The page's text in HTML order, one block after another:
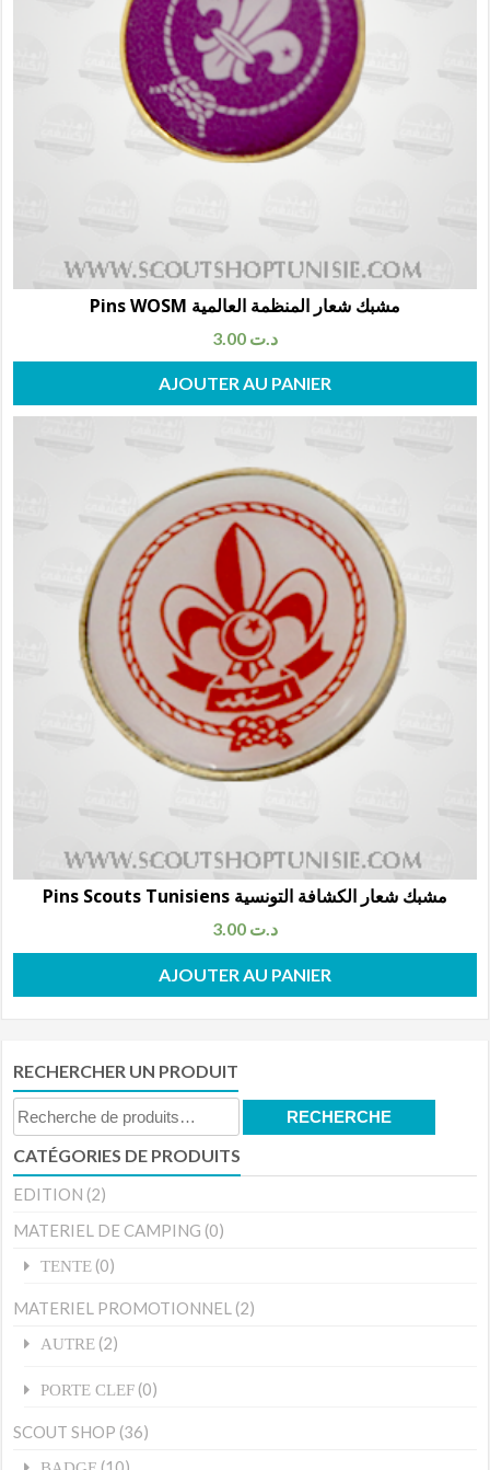
Pins WOSM مشبك شعار المنظمة العالمية
3.00 د.ت
AJOUTER AU PANIER
Pins Scouts Tunisiens مشبك شعار الكشافة التونسية
3.00 د.ت
AJOUTER AU PANIER
RECHERCHER UN PRODUIT
Recherche
pour :
RECHERCHE
CATÉGORIES DE PRODUITS
EDITION (2)
MATERIEL DE CAMPING (0)
TENTE (0)
MATERIEL PROMOTIONNEL (2)
AUTRE (2)
PORTE CLEF (0)
SCOUT SHOP (36)